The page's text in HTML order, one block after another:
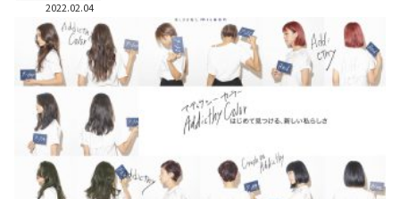
2022.02.04